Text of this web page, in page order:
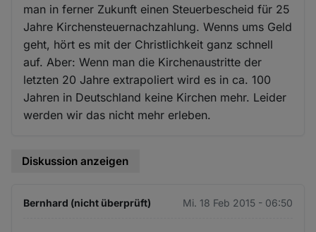
man in ferner Zukunft einen Steuerbescheid für 25
Jahre Kirchensteuernachzahlung. Wenns ums Geld
geht, hört es mit der Christlichkeit ganz schnell
auf. Aber: Wenn man die Kirchenaustritte der
letzten 20 Jahre extrapoliert wird es in ca. 100
Jahren in Deutschland keine Kirchen mehr. Leider
werden wir das nicht mehr erleben.
Diskussion anzeigen
Bernhard (nicht überprüft) Mi. 18 Feb 2015 - 06:50